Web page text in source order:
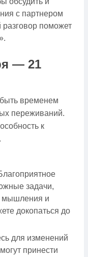
с партнером
поможет
— 21
временем
переживаний.
к
задачи,
мышления и
докопаться до
для изменений
принести